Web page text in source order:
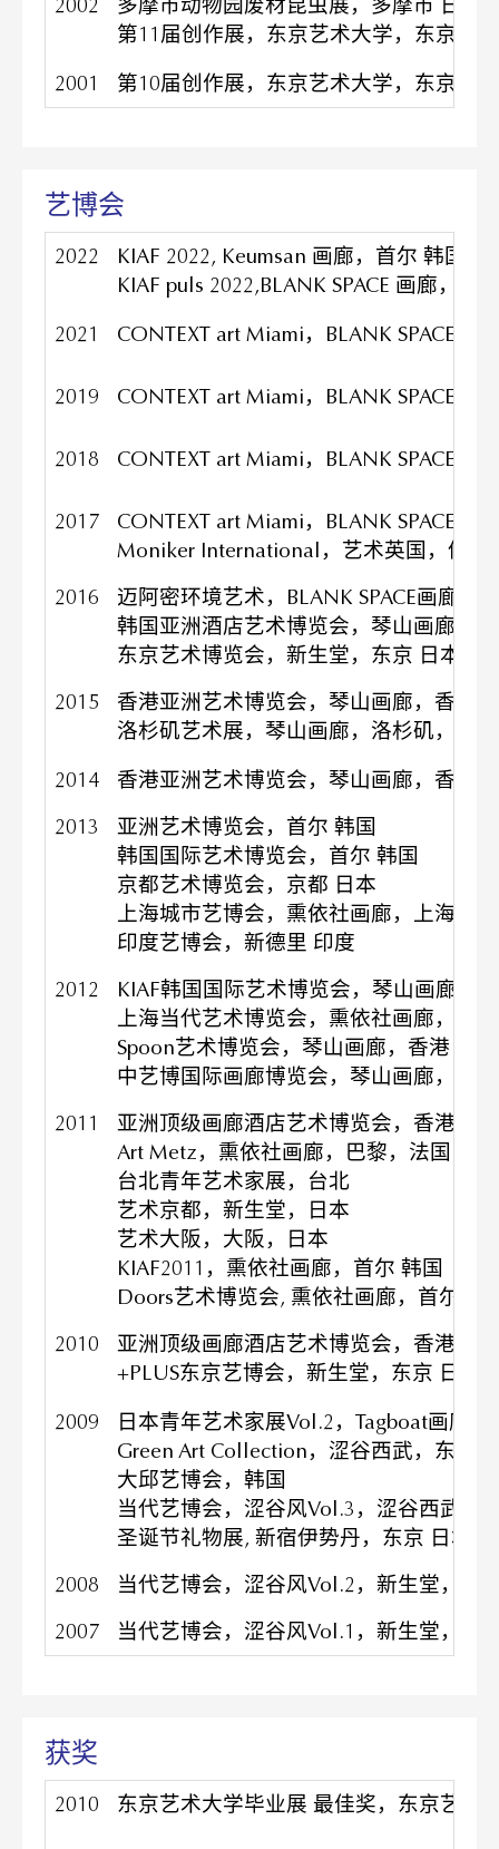
2002
多摩市动物园废材昆虫展，多摩市 日本
第11届创作展，东京艺术大学，东京 日
2001
第10届创作展，东京艺术大学，东京 日
艺博会
2022
KIAF 2022, Keumsan 画廊，首尔 韩国
KIAF puls 2022,BLANK SPACE 画廊，首
2021
CONTEXT art Miami，BLANK SPACE 画
2019 CONTEXT art Miami，BLANK SPACE 画
2018 CONTEXT art Miami，BLANK SPACE 画
2017
CONTEXT art Miami，BLANK SPACE 画
Moniker International，艺术英国，伦敦
2016
迈阿密环境艺术，BLANK SPACE画廊，
韩国亚洲酒店艺术博览会，琴山画廊，
东京艺术博览会，新生堂，东京 日本
2015
香港亚洲艺术博览会，琴山画廊，香港
洛杉矶艺术展，琴山画廊，洛杉矶，美国
2014
香港亚洲艺术博览会，琴山画廊，香港
2013
亚洲艺术博览会，首尔 韩国
韩国国际艺术博览会，首尔 韩国
京都艺术博览会，京都 日本
上海城市艺博会，熏依社画廊，上海 中
印度艺博会，新德里 印度
2012
KIAF韩国国际艺术博览会，琴山画廊，
上海当代艺术博览会，熏依社画廊，上
Spoon艺术博览会，琴山画廊，香港
中艺博国际画廊博览会，琴山画廊，北
2011
亚洲顶级画廊酒店艺术博览会，香港
Art Metz，熏依社画廊，巴黎，法国
台北青年艺术家展，台北
艺术京都，新生堂，日本
艺术大阪，大阪，日本
KIAF2011，熏依社画廊，首尔 韩国
Doors艺术博览会, 熏依社画廊，首尔 韩
2010
亚洲顶级画廊酒店艺术博览会，香港
+PLUS东京艺博会，新生堂，东京 日本
2009
日本青年艺术家展Vol.2，Tagboat画廊，
Green Art Collection，涩谷西武，东京
大邱艺博会，韩国
当代艺博会，涩谷风Vol.3，涩谷西武，
圣诞节礼物展, 新宿伊势丹，东京 日本
2008
当代艺博会，涩谷风Vol.2，新生堂，日
2007
当代艺博会，涩谷风Vol.1，新生堂，日
获奖
2010 东京艺术大学毕业展 最佳奖，东京艺术